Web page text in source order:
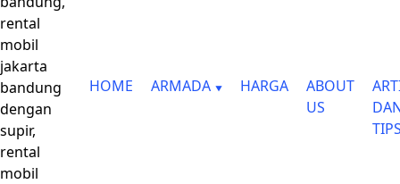
rental
mobil
jakarta
bandung
dengan
supir,
rental
mobil
HOME ARMADA HARGA
ABOUT
US